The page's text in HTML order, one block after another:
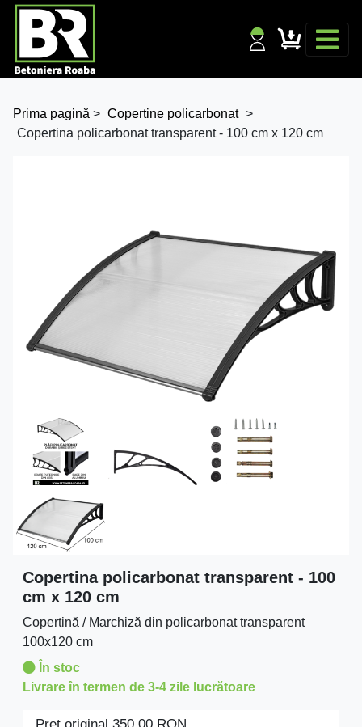
Prima pagină > Copertine policarbonat >
Copertina policarbonat transparent - 100 cm x 120 cm
Copertina policarbonat transparent - 100
cm x 120 cm
Copertină / Marchiză din policarbonat transparent
100x120 cm
În stoc
Livrare în termen de 3-4 zile lucrătoare